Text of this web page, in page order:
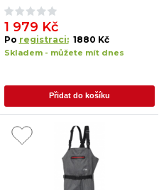
1 979 Kč
Po registraci: 1880 Kč
Skladem - můžete mít dnes
Přidat do košíku